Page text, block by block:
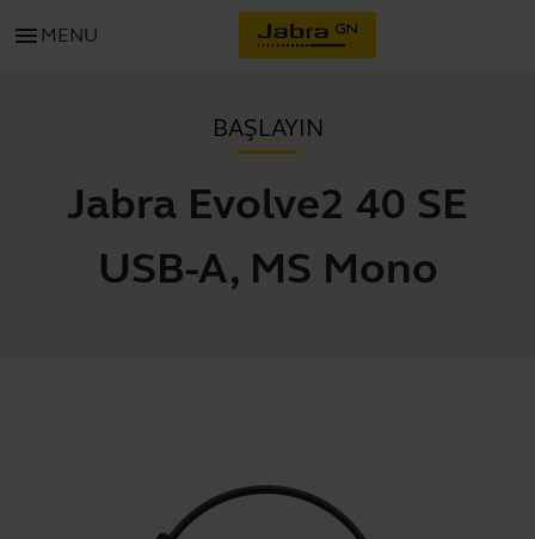
menu MENU
BAŞLAYIN
Jabra Evolve2 40 SE
USB-A, MS Mono